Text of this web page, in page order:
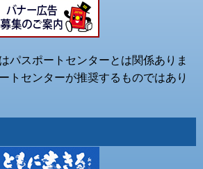
パスポートセンターとは関係ありま
トセンターが推奨するものではあり